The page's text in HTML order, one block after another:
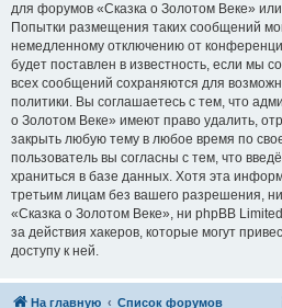
для форумов «Сказка о Золотом Веке»
Попытки размещения таких сообщений
немедленному отключению от
будет поставлен в известность, если мы
всех сообщений сохраняются для
политики. Вы соглашаетесь с тем, что
о Золотом Веке» имеют право удалить,
закрыть любую тему в любое время по
пользователь вы согласны с тем, что
храниться в базе данных. Хотя эта
третьим лицам без вашего разрешения,
«Сказка о Золотом Веке», ни phpBB
за действия хакеров, которые могут
доступу к ней.
На главную Список форумов